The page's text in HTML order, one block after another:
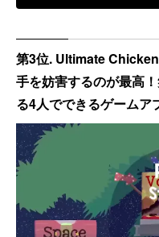
第3位. Ultimate
手を妨害するのが最高
る4人でできるゲームア